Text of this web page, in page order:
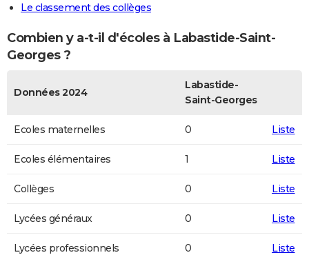
Le classement des collèges
Combien y a-t-il d'écoles à Labastide-Saint-
Georges ?
Données 2024
Labastide-
Saint-Georges
Ecoles maternelles 0 Liste
Ecoles élémentaires 1 Liste
Collèges 0 Liste
Lycées généraux 0 Liste
Lycées professionnels 0 Liste